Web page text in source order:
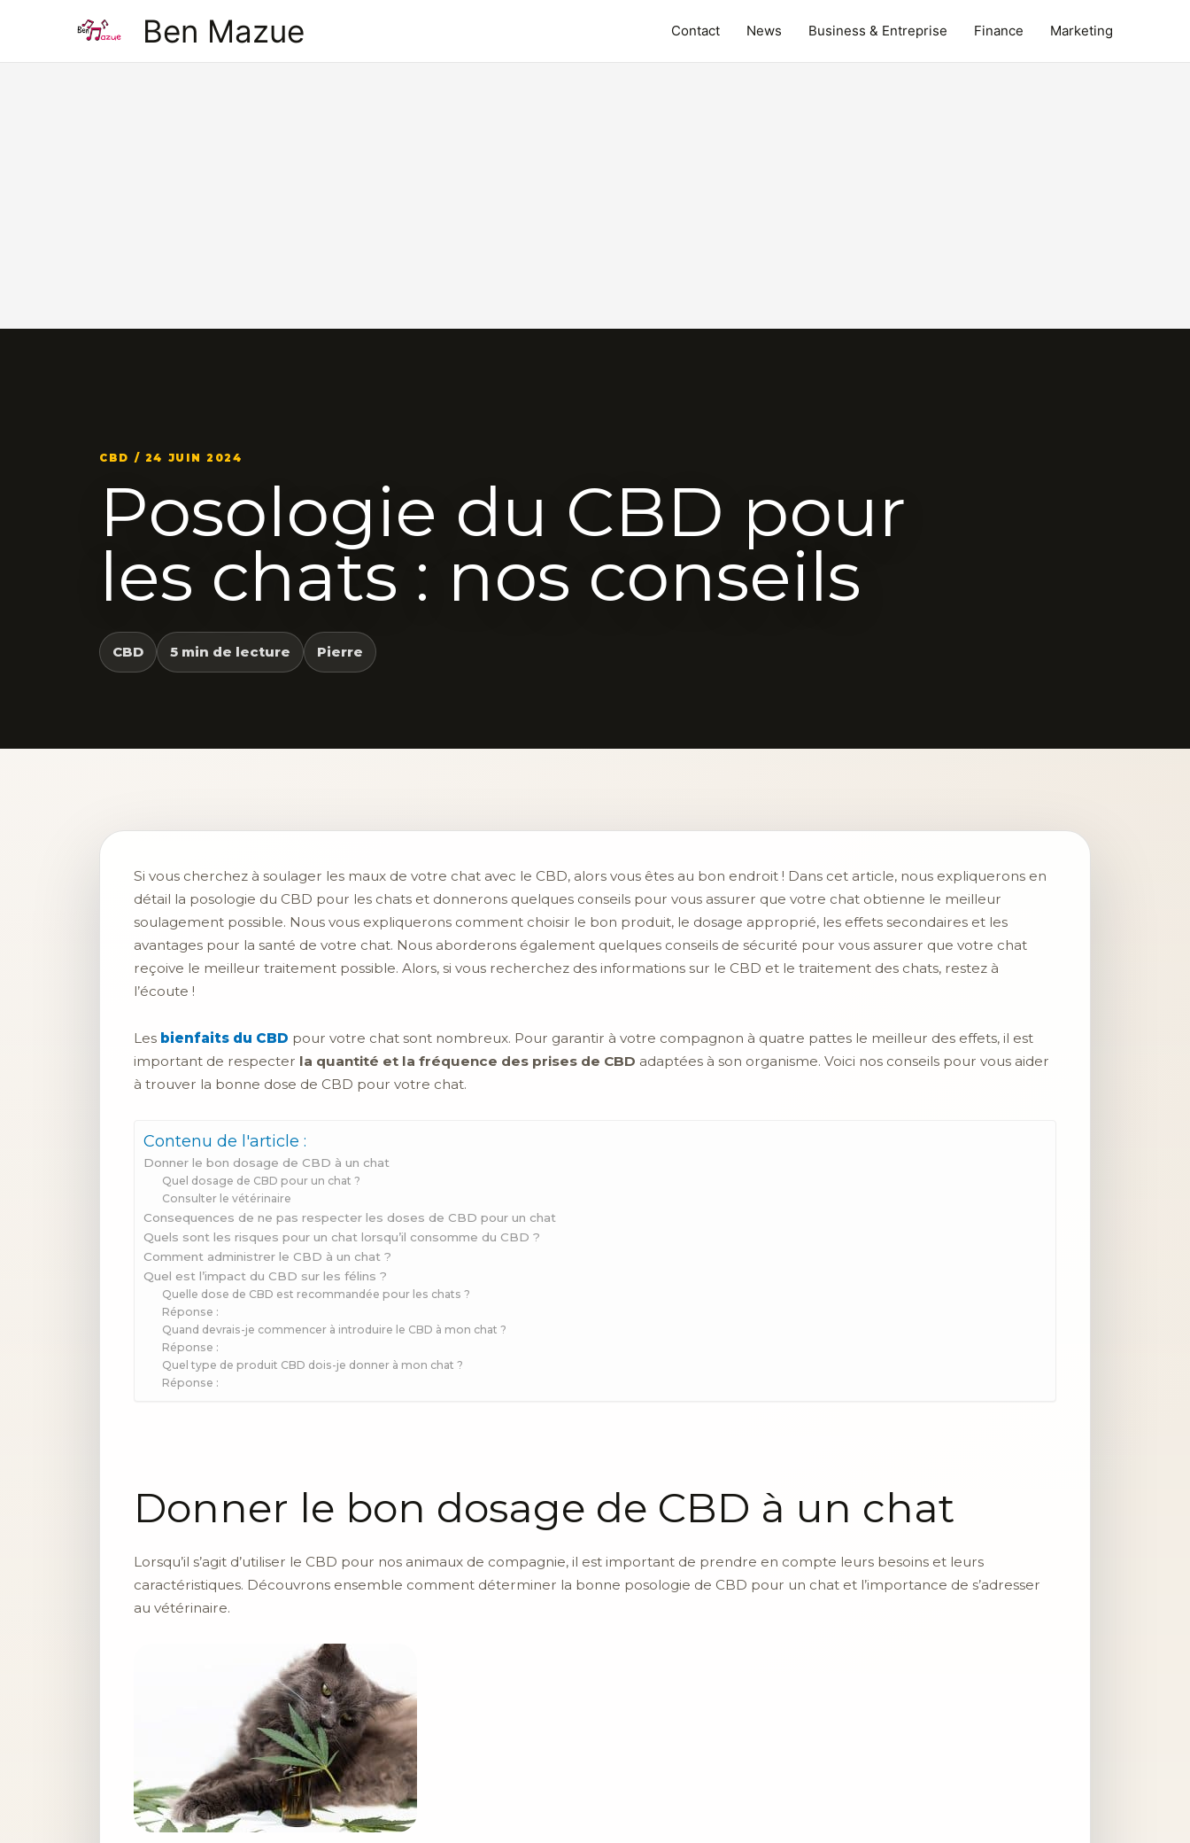
Ben Mazue Contact News Business & Entreprise Finance Marketing
CBD / 24 JUIN 2024
Posologie du CBD pour
les chats : nos conseils
CBD 5 min de lecture Pierre
Si vous cherchez à soulager les maux de votre chat avec le CBD, alors vous êtes au bon endroit ! Dans cet article, nous expliquerons en
détail la posologie du CBD pour les chats et donnerons quelques conseils pour vous assurer que votre chat obtienne le meilleur
soulagement possible. Nous vous expliquerons comment choisir le bon produit, le dosage approprié, les effets secondaires et les
avantages pour la santé de votre chat. Nous aborderons également quelques conseils de sécurité pour vous assurer que votre chat
reçoive le meilleur traitement possible. Alors, si vous recherchez des informations sur le CBD et le traitement des chats, restez à
l’écoute !
Les bienfaits du CBD pour votre chat sont nombreux. Pour garantir à votre compagnon à quatre pattes le meilleur des effets, il est
important de respecter la quantité et la fréquence des prises de CBD adaptées à son organisme. Voici nos conseils pour vous aider
à trouver la bonne dose de CBD pour votre chat.
Contenu de l'article :
Donner le bon dosage de CBD à un chat
Quel dosage de CBD pour un chat ?
Consulter le vétérinaire
Consequences de ne pas respecter les doses de CBD pour un chat
Quels sont les risques pour un chat lorsqu’il consomme du CBD ?
Comment administrer le CBD à un chat ?
Quel est l’impact du CBD sur les félins ?
Quelle dose de CBD est recommandée pour les chats ?
Réponse :
Quand devrais-je commencer à introduire le CBD à mon chat ?
Réponse :
Quel type de produit CBD dois-je donner à mon chat ?
Réponse :
Donner le bon dosage de CBD à un chat
Lorsqu’il s’agit d’utiliser le CBD pour nos animaux de compagnie, il est important de prendre en compte leurs besoins et leurs
caractéristiques. Découvrons ensemble comment déterminer la bonne posologie de CBD pour un chat et l’importance de s’adresser
au vétérinaire.